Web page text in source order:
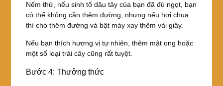
Nếm thử, nếu sinh tố dâu tây của bạn đã đủ ngọt, bạn
có thể không cần thêm đường, nhưng nếu hơi chua
thì cho thêm đường và bật máy xay thêm vài giây.
Nếu bạn thích hương vị tự nhiên, thêm mật ong hoặc
một số loại trái cây cũng rất tuyệt.
Bước 4: Thưởng thức